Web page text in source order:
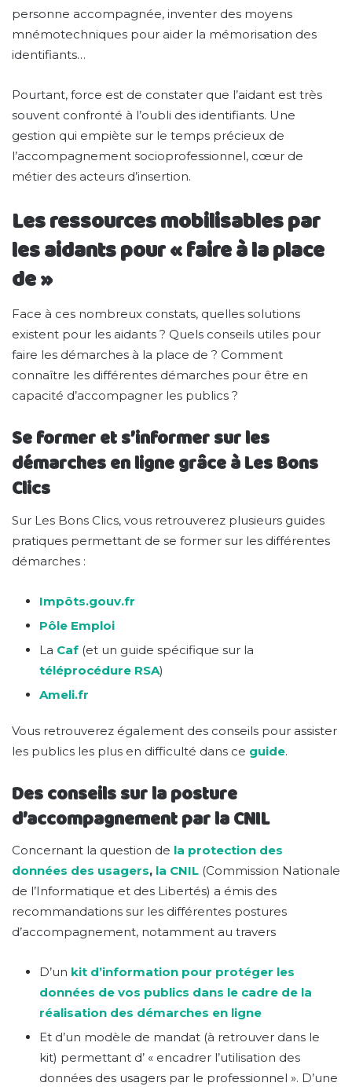
personne accompagnée, inventer des moyens
mnémotechniques pour aider la mémorisation des
identifiants…
Pourtant, force est de constater que l’aidant est très
souvent confronté à l’oubli des identifiants. Une
gestion qui empiète sur le temps précieux de
l’accompagnement socioprofessionnel, cœur de
métier des acteurs d’insertion.
Les ressources mobilisables par
les aidants pour « faire à la place
de »
Face à ces nombreux constats, quelles solutions
existent pour les aidants ? Quels conseils utiles pour
faire les démarches à la place de ? Comment
connaître les différentes démarches pour être en
capacité d’accompagner les publics ?
Se former et s’informer sur les
démarches en ligne grâce à Les Bons
Clics
Sur Les Bons Clics, vous retrouverez plusieurs guides
pratiques permettant de se former sur les différentes
démarches :
Impôts.gouv.fr
Pôle Emploi
La Caf (et un guide spécifique sur la
téléprocédure RSA)
Ameli.fr
Vous retrouverez également des conseils pour assister
les publics les plus en difficulté dans ce guide.
Des conseils sur la posture
d’accompagnement par la CNIL
Concernant la question de la protection des
données des usagers, la CNIL (Commission Nationale
de l’Informatique et des Libertés) a émis des
recommandations sur les différentes postures
d’accompagnement, notamment au travers
D’un kit d’information pour protéger les
données de vos publics dans le cadre de la
réalisation des démarches en ligne
Et d’un modèle de mandat (à retrouver dans le
kit) permettant d’ « encadrer l’utilisation des
données des usagers par le professionnel ». D’une